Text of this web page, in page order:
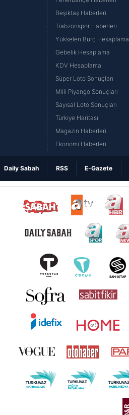
Beşiktaş Haberleri
Trabzonspor Haberleri
Yükselen Burç Hesaplama
Gebelik Hesaplama
KDV Hesaplama
Süper Loto Sonuçları
Milli Piyango Sonuçları
Sayısal Loto Sonuçları
Türkiye Haritası
Magazin Haberleri
Ekonomi Haberleri
Daily Sabah RSS E-Gazete